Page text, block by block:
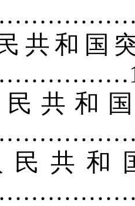
共和国
共和
民共和